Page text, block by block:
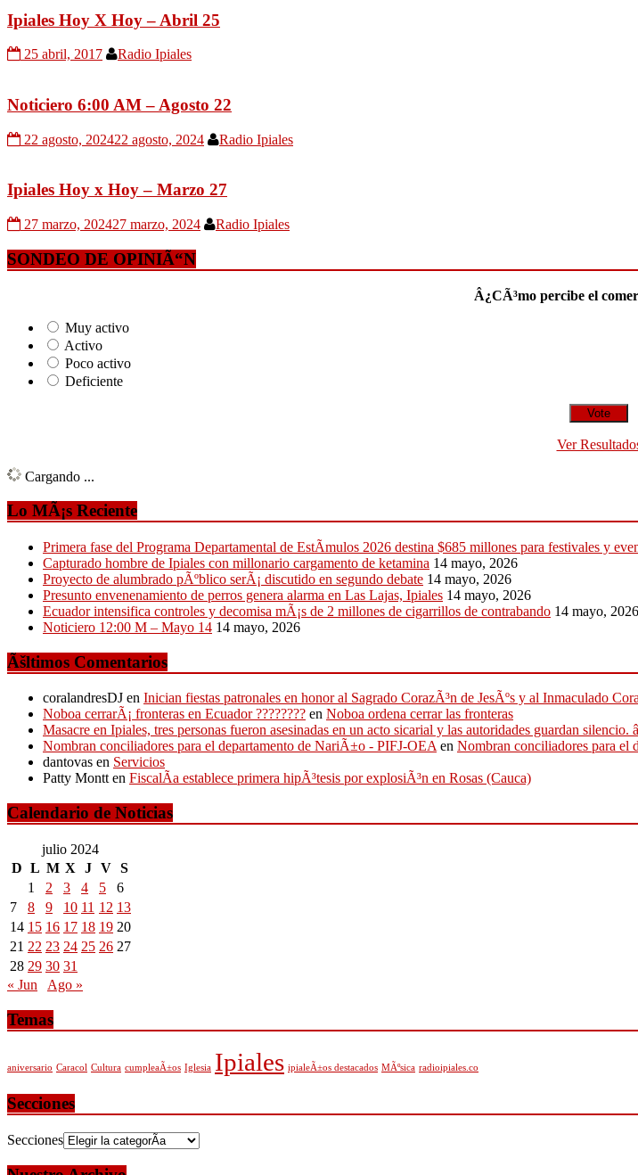
Ipiales Hoy X Hoy – Abril 25
25 abril, 2017 Radio Ipiales
Noticiero 6:00 AM – Agosto 22
22 agosto, 202422 agosto, 2024 Radio Ipiales
Ipiales Hoy x Hoy – Marzo 27
27 marzo, 202427 marzo, 2024 Radio Ipiales
SONDEO DE OPINIÃ“N
Â¿CÃ³mo percibe el
Muy activo
Activo
Poco activo
Deficiente
Ver
Cargando ...
Lo MÃ¡s Reciente
Primera fase del Programa Departamental de EstÃ­mulos 2026 destina $685 millones para festivales y
Capturado hombre de Ipiales con millonario cargamento de ketamina 14 mayo, 2026
Proyecto de alumbrado pÃºblico serÃ¡ discutido en segundo debate 14 mayo, 2026
Presunto envenenamiento de perros genera alarma en Las Lajas, Ipiales 14 mayo, 2026
Ecuador intensifica controles y decomisa mÃ¡s de 2 millones de cigarrillos de contrabando 14 mayo, 2026
Noticiero 12:00 M – Mayo 14 14 mayo, 2026
Ãšltimos Comentarios
coralandresDJ en Inician fiestas patronales en honor al Sagrado CorazÃ³n de JesÃºs y al Inmaculado
Noboa cerrarÃ¡ fronteras en Ecuador ???????? en Noboa ordena cerrar las fronteras
Masacre en Ipiales, tres personas fueron asesinadas en un acto sicarial y las autoridades guardan
Nombran conciliadores para el departamento de NariÃ±o - PIFJ-OEAen Nombran conciliadores para el
dantovas en Servicios
Patty Montten FiscalÃ­a establece primera hipÃ³tesis por explosiÃ³n en Rosas (Cauca)
Calendario de Noticias
julio 2024
D L M X J V S
1
2 3 4 5
6
7
8 9 10 11 12 13
14 15 16 17 18 19 20
21 22 23 24 25 26 27
28 29 30 31
« Jun
Ago »
Temas
aniversario Caracol Cultura cumpleaÃ±os Iglesia Ipiales ipialeÃ±os destacados MÃºsica radioipiales.co
Secciones
Secciones